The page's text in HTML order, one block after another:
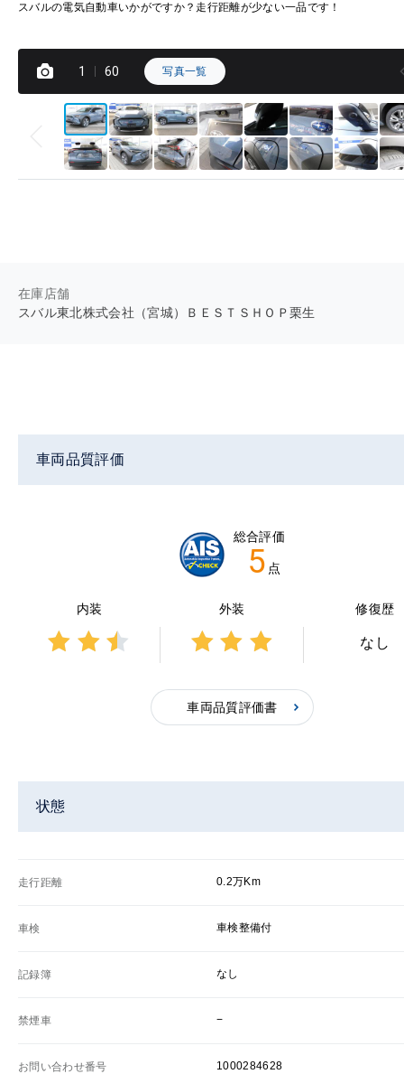
スバルの電気自動車いかがですか？走行距離が少ない一品です！
1 60 写真一覧
在庫店舗
スバル東北株式会社（宮城）ＢＥＳＴＳＨＯＰ栗生
車両品質評価
総合評価
5 点
内装 外装
3点の
評価
修復歴
なし
車両品質評価書
状態
走行距離 0.2万Km
車検 車検整備付
記録簿 なし
禁煙車 −
お問い合わせ番号 1000284628